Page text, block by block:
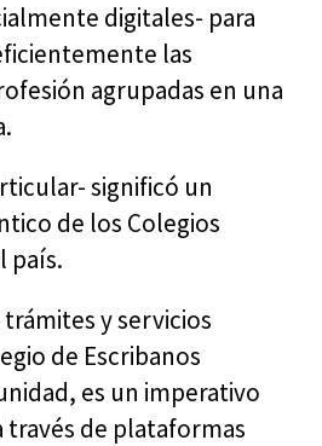
digitales- para
las
agrupadas en una
significó un
de los Colegios
país.
y servicios
de Escribanos
es un imperativo
través de plataformas